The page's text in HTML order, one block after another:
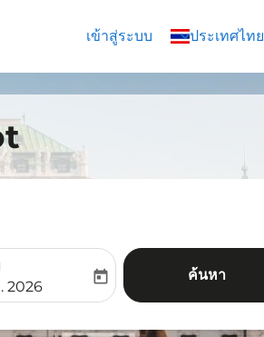
เข้าสู่ระบบ ประเทศไทย
keyboard_arrow_down
labelreturn-date-aria-label
2026
today ค้นหา